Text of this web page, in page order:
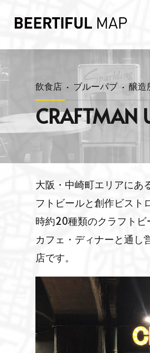
飲食店 ブルーパブ 醸造
CRAFTMAN
大阪・中崎町エリアにあ
フトビールと創作ビスト
時約20種類のクラフトビ
カフェ・ディナーと通し
店です。